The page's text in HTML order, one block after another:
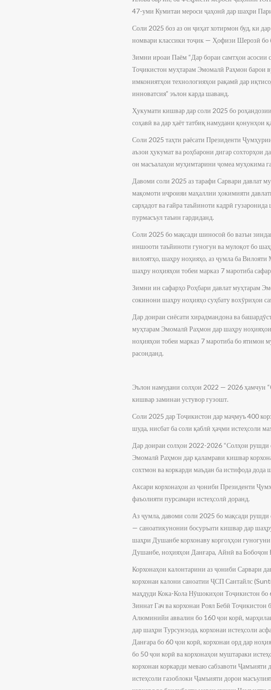
47-уми Кумитаи мероси ҷаҳонӣ дар шаҳри
Соли 2025 боз аз он ҷиҳат хотирмон буд, ки
номвари классики тоҷик — Ҳофизи Шерозӣ бо
Зимни ироаи Паём “Дар бораи самтҳои
Тоҷикистон муҳтарам Эмомалӣ Раҳмон барои
имкониятҳои технологияҳои рақамӣ дар
инноватсия” эълон карда шаванд.
Ҳукумати кишвар дар соли 2025 бо
соҳавӣ ва дар ҳаёт татбиқ намудани қонунҳои
Соли 2025 таҳти раёсати Президенти
аъзои ҳукумат ва роҳбарони дигар сохторҳои
он масъалаҳои муҳимтарини ҷомеа муҳокима
Давоми соли 2025 аз тарафи Сарвари давлат
мақомоти иҷроияи маҳаллии ҳокимияти
сарҳадот ва ғайра таъйиноти кадрӣ
пурмасъул таъин гардиданд.
Соли 2025 бо мақсади шиносоӣ бо вазъи
иншооти таъйиноти гуногун ва мулоқот бо
вилоятҳо, шаҳру ноҳияҳо, аз ҷумла ба
шаҳру ноҳияҳои тобеи марказ 7 маротиба
Зимни ин сафарҳо Роҳбари давлат муҳтарам
сокинони шаҳру ноҳияҳо суҳбату вохӯриҳои
Дар доираи сиёсати хирадмандона ва
муҳтарам Эмомалӣ Раҳмон дар шаҳру
ноҳияҳои тобеи марказ 7 маротиба бо ятимон
расонданд.
Эълон намудани солҳои 2022 — 2026 ҳамчун
кишвар заминаи устувор гузошт.
Соли 2025 дар Тоҷикистон дар маҷмуъ 400
шуда, нисбат ба соли қаблӣ ҳаҷми истеҳсоли
Дар доираи солҳои 2022-2026 “Солҳои
Эмомалӣ Раҳмон дар қаламрави кишвар
сохтмон ва коркарди маъдан ба истифода дода
Аксари корхонаҳои аз ҷониби Президенти
фаъолияти пурсамари истеҳсолӣ доранд.
Аз ҷумла, давоми соли 2025 бо мақсади рушди
— саноатикунонии босуръати кишвар дар
шаҳри Душанбе корхонаву коргоҳҳои
Душанбе, ноҳияҳои Данғара, Айнӣ ва Бобоҷон
Корхонаҳои калонтарини аз ҷониби Сарвари
корхонаи калони саноатии ҶСП Сантайлс
маҳдуди Кока-Кола Нӯшокиҳои Тоҷикистон
Зиннат Гач ва корхонаи Роял Бебӣ
Алюминийи аввалин бо 160 ҷои корӣ,
дар шаҳри Турсунзода, корхонаи истеҳсоли
Данғара бо 60 ҷои корӣ, корхонаи орд дар
бо 50 ҷои корӣ ва корхонаҳои муштараки
корхонаи коркарди меваю сабзавоти
истеҳсоли газоблоки Ҷамъияти дорои